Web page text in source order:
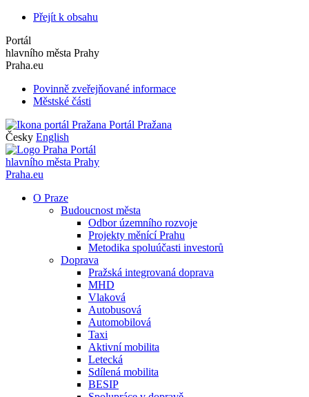
Přejít k obsahu
Portál
hlavního města Prahy
Praha.eu
Povinně zveřejňované informace
Městské části
Portál Pražana
Česky English
Portál
hlavního města Prahy
Praha.eu
O Praze
Budoucnost města
Odbor územního rozvoje
Projekty měnící Prahu
Metodika spoluúčasti investorů
Doprava
Pražská integrovaná doprava
MHD
Vlaková
Autobusová
Automobilová
Taxi
Aktivní mobilita
Letecká
Sdílená mobilita
BESIP